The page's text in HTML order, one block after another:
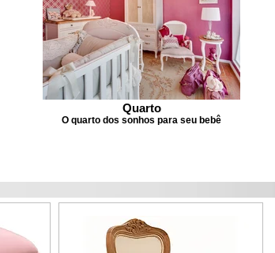
Quarto
O quarto dos sonhos para seu bebê